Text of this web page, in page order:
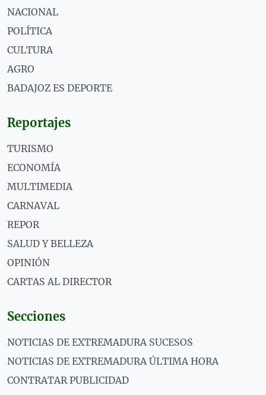
NACIONAL
POLÍTICA
CULTURA
AGRO
BADAJOZ ES DEPORTE
Reportajes
TURISMO
ECONOMÍA
MULTIMEDIA
CARNAVAL
REPOR
SALUD Y BELLEZA
OPINIÓN
CARTAS AL DIRECTOR
Secciones
NOTICIAS DE EXTREMADURA SUCESOS
NOTICIAS DE EXTREMADURA ÚLTIMA HORA
CONTRATAR PUBLICIDAD